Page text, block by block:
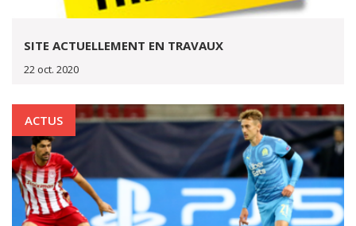
SITE ACTUELLEMENT EN TRAVAUX
22 oct. 2020
ACTUS